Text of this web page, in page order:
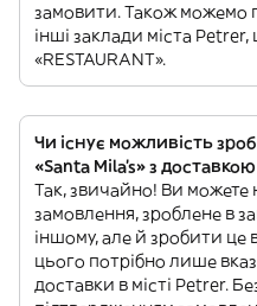
замовити. Також можемо
інші заклади міста
«RESTAURANT».
Чи існує можливість
«Santa Mila's» з
Так, звичайно! Ви можете
замовлення, зроблене в
іншому, але й зробити це
цього потрібно лише
доставки в місті Petrer.